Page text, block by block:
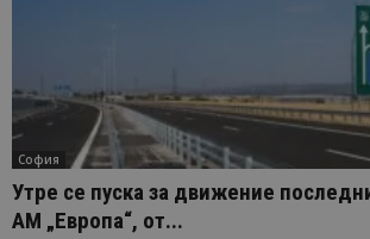
София
Утре се пуска за движение
АМ „Европа“, от...